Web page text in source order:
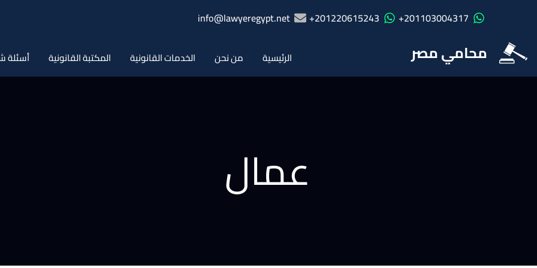
201103004317+
201220615243+
info@lawyeregypt.net
محامي مصر الرئيسية من نحن الخدمات القانونية المكتبة القانونية أسئلة
عمال